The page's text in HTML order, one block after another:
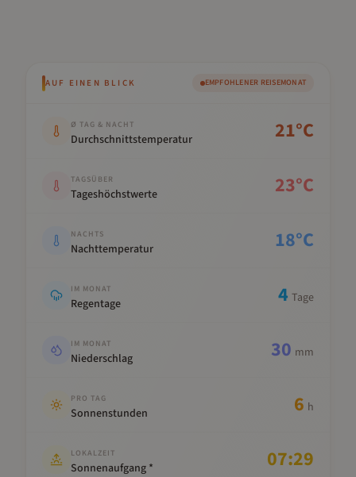
AUF EINEN BLICK EMPFOHLENER REISEMONAT
Ø TAG & NACHT
Durchschnittstemperatur 21°C
TAGSÜBER
Tageshöchstwerte 23°C
NACHTS
Nachttemperatur 18°C
IM MONAT
Regentage 4 Tage
IM MONAT
Niederschlag 30 mm
PRO TAG
Sonnenstunden 6 h
LOKALZEIT
Sonnenaufgang * 07:29